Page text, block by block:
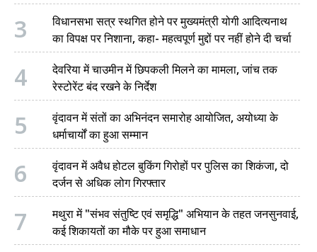
3
विधानसभा सत्र स्थगित होने पर मुख्यमंत्री योगी आदित्यनाथ
का विपक्ष पर निशाना, कहा- महत्वपूर्ण मुद्दों पर नहीं होने दी चर्चा
4
देवरिया में चाउमीन में छिपकली मिलने का मामला, जांच तक
रेस्टोरेंट बंद रखने के निर्देश
5
वृंदावन में संतों का अभिनंदन समारोह आयोजित, अयोध्या के
धर्माचार्यों का हुआ सम्मान
6
वृंदावन में अवैध होटल बुकिंग गिरोहों पर पुलिस का शिकंजा, दो
दर्जन से अधिक लोग गिरफ्तार
7
मथुरा में "संभव संतुष्टि एवं समृद्धि" अभियान के तहत जनसुनवाई,
कई शिकायतों का मौके पर हुआ समाधान